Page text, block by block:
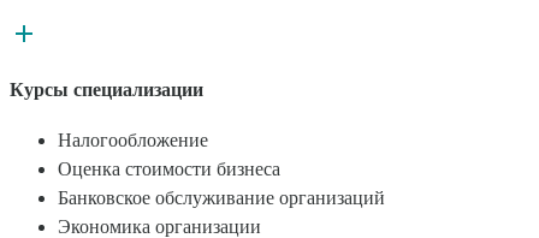
Курсы специализации
Налогообложение
Оценка стоимости бизнеса
Банковское обслуживание организаций
Экономика организации